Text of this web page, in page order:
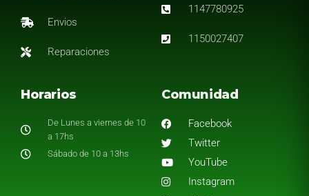
Envios
Reparaciones
1147780925
1150027407
Horarios
De Lunes a viernes de 10
a 17hs
Sábado de 10 a 13hs
Comunidad
Facebook
Twitter
YouTube
Instagram